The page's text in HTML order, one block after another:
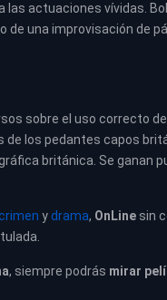
actuaciones vívidas.
una improvisación de
sobre el uso correcto
de los pedantes capos
británica. Se ganan
ydrama, OnLine sin
, siempre podrás mirar